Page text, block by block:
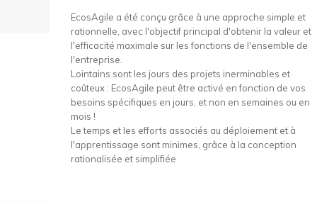
EcosAgile a été conçu grâce à une approche simple et
rationnelle, avec l'objectif principal d'obtenir la valeur et
l'efficacité maximale sur les fonctions de l'ensemble de
l'entreprise.
Lointains sont les jours des projets inerminables et
coûteux : EcosAgile peut être activé en fonction de vos
besoins spécifiques en jours, et non en semaines ou en
mois !
Le temps et les efforts associés au déploiement et à
l'apprentissage sont minimes, grâce à la conception
rationalisée et simplifiée